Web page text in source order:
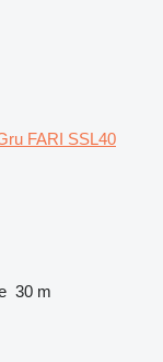
FARI SSL40
30 m